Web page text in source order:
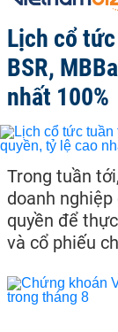
Lịch cổ
BSR,
nhất 100%
Trong tuần
doanh
quyền để
và cổ phiếu